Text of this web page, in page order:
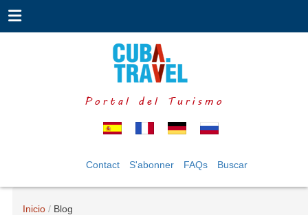
Portal del Turismo
Contact S'abonner FAQs Buscar
Inicio Blog